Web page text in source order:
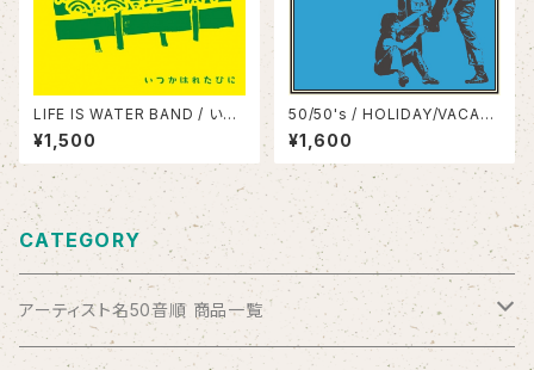
LIFE IS WATER BAND / いつ
かはれたひに
¥1,500
50/50's / HOLIDAY/VACATI
ON
¥1,600
CATEGORY
アーティスト名50音順 商品一覧